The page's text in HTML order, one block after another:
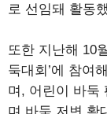
로 선임돼 활동
또한 지난해 10
둑대회’에 참여
며, 어린이 바둑
며 바둑 저변 확